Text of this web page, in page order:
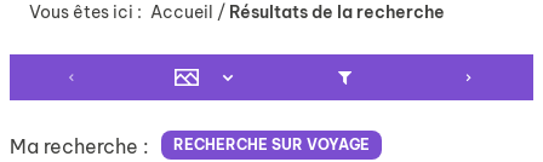
Vous êtes ici : Accueil / Résultats de la recherche
Ma recherche : RECHERCHE SUR VOYAGE